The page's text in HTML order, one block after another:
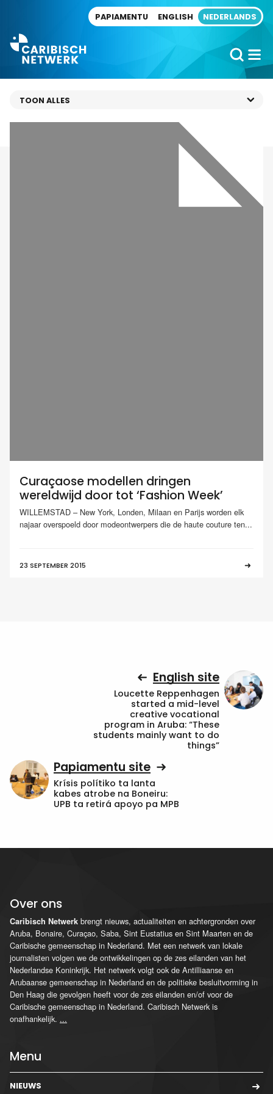
PAPIAMENTU ENGLISH NEDERLANDS
Curaçaose modellen dringen
wereldwijd door tot ‘Fashion Week’
WILLEMSTAD – New York, Londen, Milaan en Parijs worden elk
najaar overspoeld door modeontwerpers die de haute couture ten...
23 SEPTEMBER 2015
English site
Loucette Reppenhagen
started a mid-level
creative vocational
program in Aruba: “These
students mainly want to do
things”
Papiamentu site
Krísis polítiko ta lanta
kabes atrobe na Boneiru:
UPB ta retirá apoyo pa MPB
Over ons
Caribisch Netwerk brengt nieuws, actualiteiten en achtergronden over
Aruba, Bonaire, Curaçao, Saba, Sint Eustatius en Sint Maarten en de
Caribische gemeenschap in Nederland. Met een netwerk van lokale
journalisten volgen we de ontwikkelingen op de zes eilanden van het
Nederlandse Koninkrijk. Het netwerk volgt ook de Antilliaanse en
Arubaanse gemeenschap in Nederland en de politieke besluitvorming in
Den Haag die gevolgen heeft voor de zes eilanden en/of voor de
Caribische gemeenschap in Nederland. Caribisch Netwerk is
onafhankelijk. ...
Menu
NIEUWS